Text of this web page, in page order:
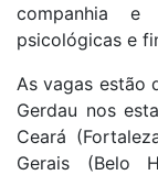
companhia e
psicológicas e
As vagas estão
Gerdau nos
Ceará
Gerais (Belo